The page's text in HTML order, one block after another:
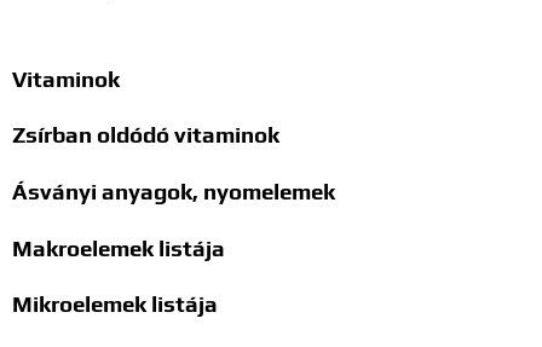
Vitaminok
Zsírban oldódó vitaminok
Ásványi anyagok, nyomelemek
Makroelemek listája
Mikroelemek listája